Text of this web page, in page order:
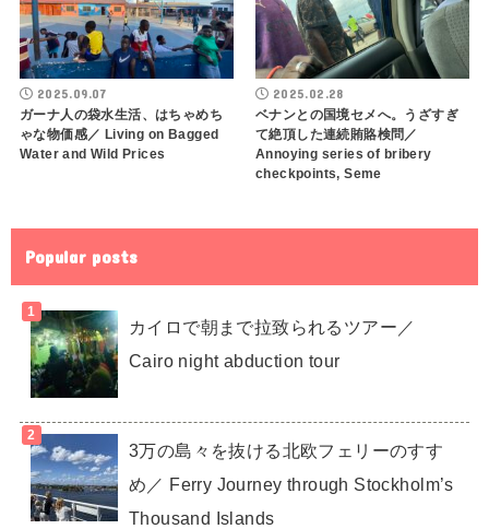
2025.09.07
ガーナ人の袋水生活、はちゃめち
ゃな物価感／ Living on Bagged
Water and Wild Prices
2025.02.28
ベナンとの国境セメへ。うざすぎ
て絶頂した連続賄賂検問／
Annoying series of bribery
checkpoints, Seme
Popular posts
カイロで朝まで拉致られるツアー／
Cairo night abduction tour
3万の島々を抜ける北欧フェリーのすす
め／ Ferry Journey through Stockholm’s
Thousand Islands